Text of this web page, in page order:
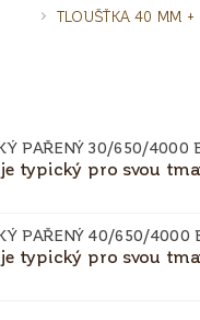
TLOUŠŤKA 40 MM +
PAŘENÝ 30/650/4000
typický pro svou
PAŘENÝ 40/650/4000
typický pro svou